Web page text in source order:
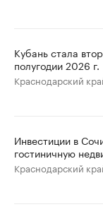
Кубань стала
полугодии 2026 г.
Краснодарский
Инвестиции в
гостиничную
Краснодарский